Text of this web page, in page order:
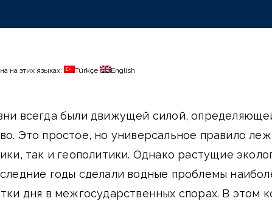
на этих языках: Türkçe English
всегда были движущей силой,
Это простое, но универсальное правило
так и геополитики. Однако растущие
годы сделали водные проблемы
дня в межгосударственных спорах. В этом